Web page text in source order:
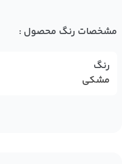
مشخصات رنگ محصول :
رنگ
مشکی